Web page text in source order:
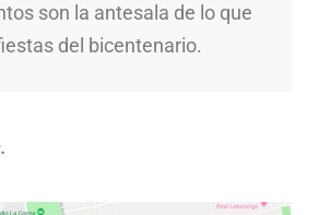
son la antesala de lo que
del bicentenario.